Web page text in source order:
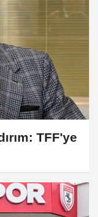
TFF'ye